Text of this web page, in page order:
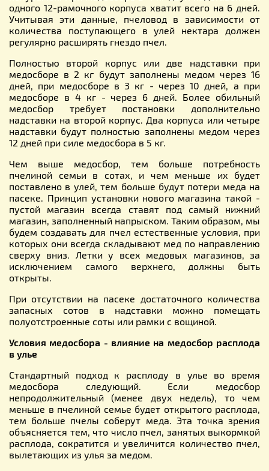
одного 12-рамочного корпуса хватит всего на 6 дней.
Учитывая эти данные, пчеловод в зависимости от
количества поступающего в улей нектара должен
регулярно расширять гнездо пчел.
Полностью второй корпус или две надставки при
медосборе в 2 кг будут заполнены медом через 16
дней, при медосборе в 3 кг - через 10 дней, а при
медосборе в 4 кг - через 6 дней. Более обильный
медосбор требует постановки дополнительно
надставки на второй корпус. Два корпуса или четыре
надставки будут полностью заполнены медом через
12 дней при силе медосбора в 5 кг.
Чем выше медосбор, тем больше потребность
пчелиной семьи в сотах, и чем меньше их будет
поставлено в улей, тем больше будут потери меда на
пасеке. Принцип установки нового магазина такой -
пустой магазин всегда ставят под самый нижний
магазин, заполненный напрыском. Таким образом, мы
будем создавать для пчел естественные условия, при
которых они всегда складывают мед по направлению
сверху вниз. Летки у всех медовых магазинов, за
исключением самого верхнего, должны быть
открыты.
При отсутствии на пасеке достаточного количества
запасных сотов в надставки можно помещать
полуотстроенные соты или рамки с вощиной.
Условия медосбора - влияние на медосбор расплода
в улье
Стандартный подход к расплоду в улье во время
медосбора следующий. Если медосбор
непродолжительный (менее двух недель), то чем
меньше в пчелиной семье будет открытого расплода,
тем больше пчелы соберут меда. Эта точка зрения
объясняется тем, что число пчел, занятых выкормкой
расплода, сократится и увеличится количество пчел,
вылетающих из улья за медом.